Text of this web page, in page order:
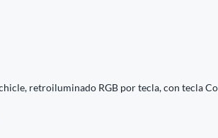
retroiluminado RGB por tecla, con tecla